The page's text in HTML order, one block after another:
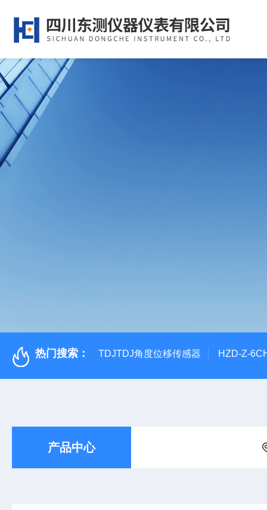
热门搜索： TDJTDJ角度位移传感器 HZD-Z-
产品中心